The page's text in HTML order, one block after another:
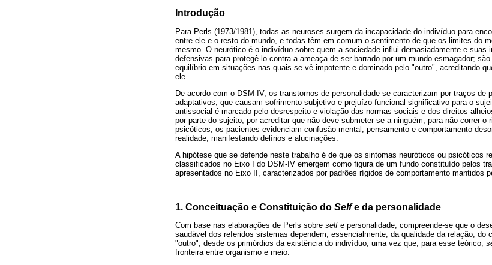
Introdução
Para Perls (1973/1981), todas as neuroses surgem da incapacidade do indivíduo para
entre ele e o resto do mundo, e todas têm em comum o sentimento de que os limites do
mesmo. O neurótico é o indivíduo sobre quem a sociedade influi demasiadamente e suas
defensivas para protegê-lo contra a ameaça de ser barrado por um mundo esmagador;
equilíbrio em situações nas quais se vê impotente e dominado pelo "outro", acreditando
ele.
De acordo com o DSM-IV, os transtornos de personalidade se caracterizam por traços de
adaptativos, que causam sofrimento subjetivo e prejuízo funcional significativo para o
antissocial é marcado pelo desrespeito e violação das normas sociais e dos direitos
por parte do sujeito, por acreditar que não deve submeter-se a ninguém, para não correr o
psicóticos, os pacientes evidenciam confusão mental, pensamento e comportamento
realidade, manifestando delírios e alucinações.
A hipótese que se defende neste trabalho é de que os sintomas neuróticos ou psicóticos
classificados no Eixo I do DSM-IV emergem como figura de um fundo constituído pelos
apresentados no Eixo II, caracterizados por padrões rígidos de comportamento mantidos
1. Conceituação e Constituição do Selfe da personalidade
Com base nas elaborações de Perls sobre self e personalidade, compreende-se que o
saudável dos referidos sistemas dependem, essencialmente, da qualidade da relação, do
"outro", desde os primórdios da existência do indivíduo, uma vez que, para esse teórico,
fronteira entre organismo e meio.